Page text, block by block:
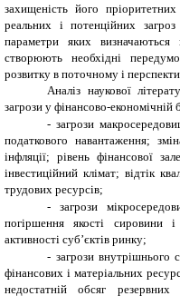
захищеність його
реальних і потенційних
параметри яких визначаються
створюють необхідні
розвитку в поточному і
Аналіз наукової
загрози у фінансово-економічній
- загрози
податкового навантаження;
інфляції; рівень фінансової
інвестиційний клімат; відтік
трудових ресурсів;
-
загрози
погіршення якості сировини і
активності суб’єктів ринку;
- загрози внутрішнього
фінансових і матеріальних
недостатній обсяг